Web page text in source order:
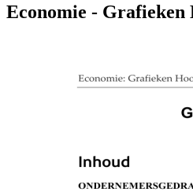
Economie - Grafieken